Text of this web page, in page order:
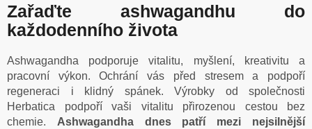
Zařaďte ashwagandhu do
každodenního života
Ashwagandha podporuje vitalitu, myšlení, kreativitu a
pracovní výkon. Ochrání vás před stresem a podpoří
regeneraci i klidný spánek. Výrobky od společnosti
Herbatica podpoří vaši vitalitu přirozenou cestou bez
chemie. Ashwagandha dnes patří mezi nejsilnější